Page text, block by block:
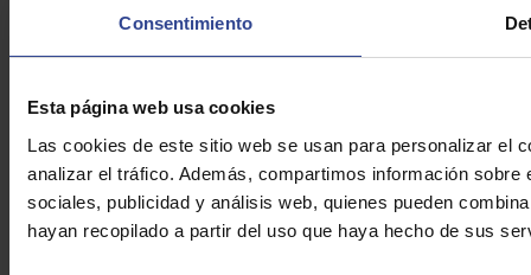
Consentimiento
Esta página web usa cookies
Las cookies de este sitio web se usan para personalizar el
analizar el tráfico. Además, compartimos información
sociales, publicidad y análisis web, quienes pueden
hayan recopilado a partir del uso que haya hecho de sus
Política de Privacidad
Aviso Legal
Cookies